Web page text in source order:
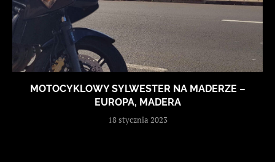
MOTOCYKLOWY SYLWESTER NA MADERZE –
EUROPA, MADERA
18 stycznia 2023